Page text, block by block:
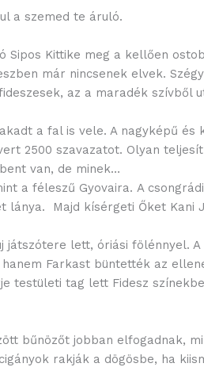
a szemed te áruló.
Sipos Kittike meg a kellően
már nincsenek elvek.
az a maradék szívből
a fal is vele. A nagyképű
2500 szavazatot. Olyan
van, de minek…
a féleszű Gyovaira. A
Majd kísérgeti Őket Kani
játszótere lett, óriási fölénnyel.
Farkast büntették az
testületi tag lett Fidesz
bűnözőt jobban elfogadnak,
rakják a dögösbe, ha